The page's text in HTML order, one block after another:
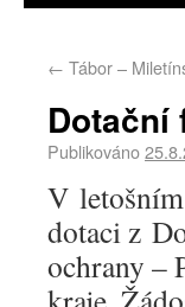
← Tábor –
Dotační
Publikováno
V
dotaci z
ochrany –